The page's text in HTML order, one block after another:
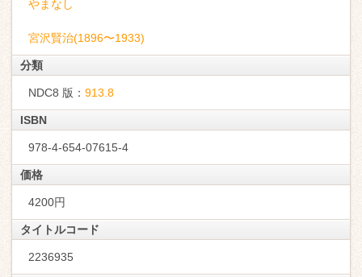
やまなし
宮沢賢治(1896〜1933)
分類
NDC8 版： 913.8
ISBN
978-4-654-07615-4
価格
4200円
タイトルコード
2236935